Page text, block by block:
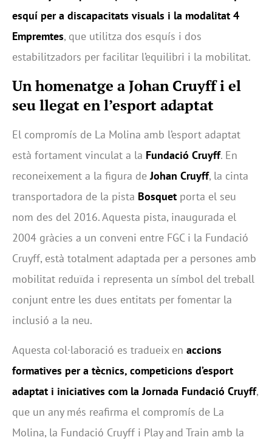
esquí per a discapacitats visuals i la modalitat 4
Empremtes, que utilitza dos esquís i dos
estabilitzadors per facilitar l’equilibri i la mobilitat.
Un homenatge a Johan Cruyff i el
seu llegat en l’esport adaptat
El compromís de La Molina amb l’esport adaptat
està fortament vinculat a la Fundació Cruyff. En
reconeixement a la figura deJohan Cruyff, la cinta
transportadora de la pista Bosquet porta el seu
nom des del 2016. Aquesta pista, inaugurada el
2004 gràcies a un conveni entre FGC i la Fundació
Cruyff, està totalment adaptada per a persones amb
mobilitat reduïda i representa un símbol del treball
conjunt entre les dues entitats per fomentar la
inclusió a la neu.
Aquesta col·laboració es tradueix en accions
formatives per a tècnics, competicions d’esport
adaptat i iniciatives com la Jornada Fundació Cruyff,
que un any més reafirma el compromís de La
Molina, la Fundació Cruyff i Play and Train amb la